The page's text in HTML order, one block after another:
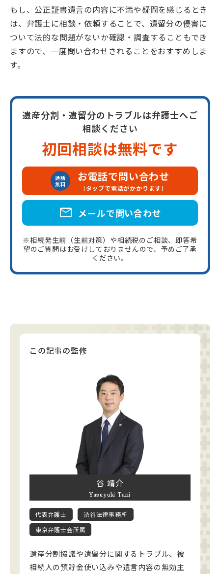
もし、公正証書遺言の内容に不満や疑問を感じるとき
は、弁護士に相談・依頼することで、遺留分の侵害に
ついて法的な問題がないか確認・調査することもでき
ますので、一度問い合わせされることをおすすめしま
す。
遺産分割・遺留分のトラブルは弁護士へご
相談ください
初回相談は無料です
通話
無料
お電話で問い合わせ
［タップで電話がかかります］
mail メールで問い合わせ
※相続発生前（生前対策）や相続税のご相談、即答希
望のご質問はお受けしておりませんので、予めご了承
ください。
この記事の監修
谷 靖介
Yasuyuki Tani
代表弁護士
渋谷法律事務所
東京弁護士会所属
遺産分割協議や遺留分に関するトラブル、被
相続人の預貯金使い込みや遺言内容の無効主